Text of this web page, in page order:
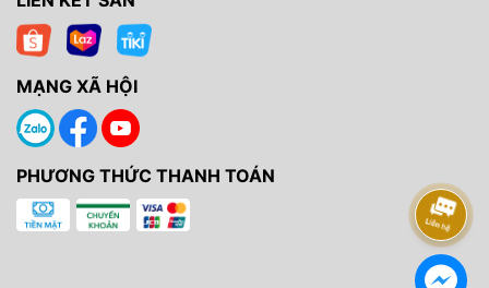
MẠNG XÃ HỘI
PHƯƠNG THỨC THANH TOÁN